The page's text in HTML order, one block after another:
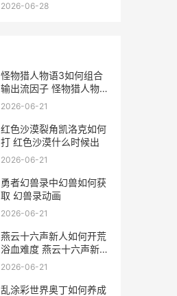
2026-06-28
怪物猎人物语3如何组合
输出流因子 怪物猎人物语
3侵兽
2026-06-21
红色沙漠裂角凯洛克如何
打 红色沙漠什么时候出
2026-06-21
勇者幻兽录中幻兽如何获
取 幻兽录动画
2026-06-21
燕云十六声新人如何开荒
浴血难度 燕云十六声新人
礼
2026-06-21
乱涂彩世界奥丁如何养成